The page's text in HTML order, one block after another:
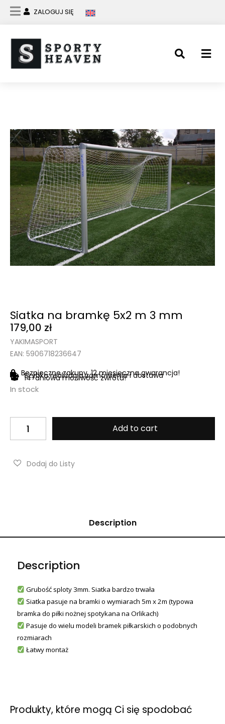
ZALOGUJ SIĘ
Siatka na bramkę 5x2 m 3 mm
179,00 zł
YAKIMASPORT
EAN: 5906718236647
Bezpieczne zakupy, 12 miesięczna gwarancja!
Szybka realizacja zamówienia i dostawa
14-dniowa możliwość zwrotu!
In stock
Add to cart
Description
Description
Grubość sploty 3mm. Siatka bardzo trwała
Siatka pasuje na bramki o wymiarach 5m x 2m (typowa
bramka do piłki nożnej spotykana na Orlikach)
Pasuje do wielu modeli bramek piłkarskich o podobnych
rozmiarach
Łatwy montaż
Produkty, które mogą Ci się spodobać